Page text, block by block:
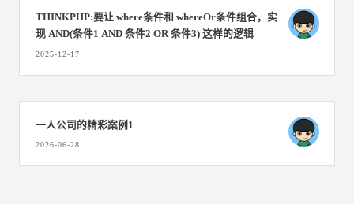
THINKPHP:要让 where条件和 whereOr条件组合，实
现 AND(条件1 AND 条件2 OR 条件3)​ 这样的逻辑
2025-12-17
一人公司的精彩案例1
2026-06-28